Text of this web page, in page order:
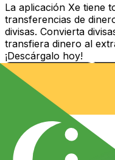
La aplicación Xe tiene
transferencias de
divisas. Convierta
transfiera dinero al
¡Descárgalo hoy!